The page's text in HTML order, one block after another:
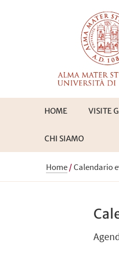
HOME VISITE
CHI SIAMO
Home/Calendario